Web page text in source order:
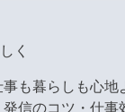
く
も暮らしも心地
信のコツ・仕事